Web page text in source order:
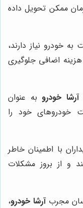
ممکن تحویل داده
خودرو نیاز دارند،
اضافی جلوگیری
آرشا خودرو به عنوان
خودروهای خود را
با اطمینان خاطر
و از بروز مشکلات
مجربآرشا خودرو،